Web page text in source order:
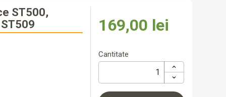
TotalST500,
169,00 lei
Cantitate